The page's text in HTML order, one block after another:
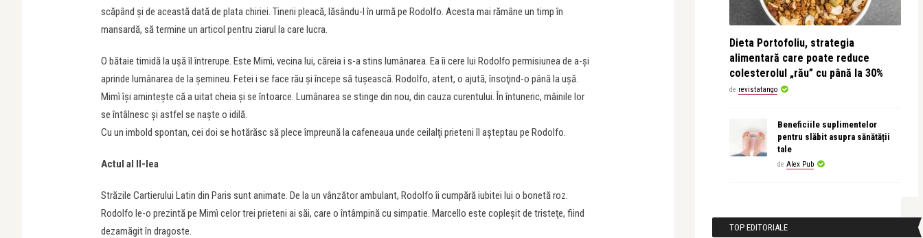
scăpând şi de această dată de plata chiriei. Tinerii pleacă, lăsându-l în urmă pe Rodolfo. Acesta mai rămâne un timp în
mansardă, să termine un articol pentru ziarul la care lucra.
O bătaie timidă la uşă îl întrerupe. Este Mimì, vecina lui, căreia i s-a stins lumânarea. Ea îi cere lui Rodolfo permisiunea de a-şi
aprinde lumânarea de la şemineu. Fetei i se face rău şi începe să tuşească. Rodolfo, atent, o ajută, însoţind-o până la uşă.
Mimì îşi aminteşte că a uitat cheia şi se întoarce. Lumânarea se stinge din nou, din cauza curentului. În întuneric, mâinile lor
se întâlnesc şi astfel se naşte o idilă.
Cu un imbold spontan, cei doi se hotărăsc să plece împreună la cafeneaua unde ceilalţi prieteni îl aşteptau pe Rodolfo.
Actul al II-lea
Străzile Cartierului Latin din Paris sunt animate. De la un vânzător ambulant, Rodolfo îi cumpără iubitei lui o bonetă roz.
Rodolfo le-o prezintă pe Mimì celor trei prieteni ai săi, care o întâmpină cu simpatie. Marcello este copleşit de tristeţe, fiind
dezamăgit în dragoste.
Dieta Portofoliu, strategia
alimentară care poate reduce
colesterolul „rău” cu până la 30%
de revistatango
Beneficiile suplimentelor
pentru slăbit asupra sănătății
tale
de Alex Pub
TOP EDITORIALE